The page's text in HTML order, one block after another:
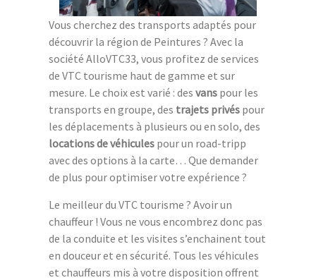
Vous cherchez des transports adaptés pour
découvrir la région de Peintures ? Avec la
société AlloVTC33, vous profitez de services
de VTC tourisme haut de gamme et sur
mesure. Le choix est varié : des vans pour les
transports en groupe, des trajets privés pour
les déplacements à plusieurs ou en solo, des
locations de véhicules pour un road-tripp
avec des options à la carte… Que demander
de plus pour optimiser votre expérience ?
Le meilleur du VTC tourisme ? Avoir un
chauffeur ! Vous ne vous encombrez donc pas
de la conduite et les visites s’enchainent tout
en douceur et en sécurité. Tous les véhicules
et chauffeurs mis à votre disposition offrent